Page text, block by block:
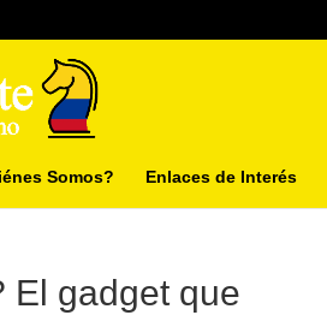
Somos? Enlaces de Interés
El gadget que